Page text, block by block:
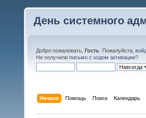
День системного
Добро пожаловать, Гость . Пожалуйста,
Не получили письмо с кодом активации?
Начало Помощь Поиск Календарь